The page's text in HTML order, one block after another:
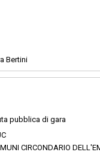
Bertini
pubblica di gara
CIRCONDARIO